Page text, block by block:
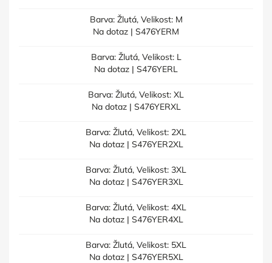
Barva: Žlutá, Velikost: M
Na dotaz | S476YERM
Barva: Žlutá, Velikost: L
Na dotaz | S476YERL
Barva: Žlutá, Velikost: XL
Na dotaz | S476YERXL
Barva: Žlutá, Velikost: 2XL
Na dotaz | S476YER2XL
Barva: Žlutá, Velikost: 3XL
Na dotaz | S476YER3XL
Barva: Žlutá, Velikost: 4XL
Na dotaz | S476YER4XL
Barva: Žlutá, Velikost: 5XL
Na dotaz | S476YER5XL